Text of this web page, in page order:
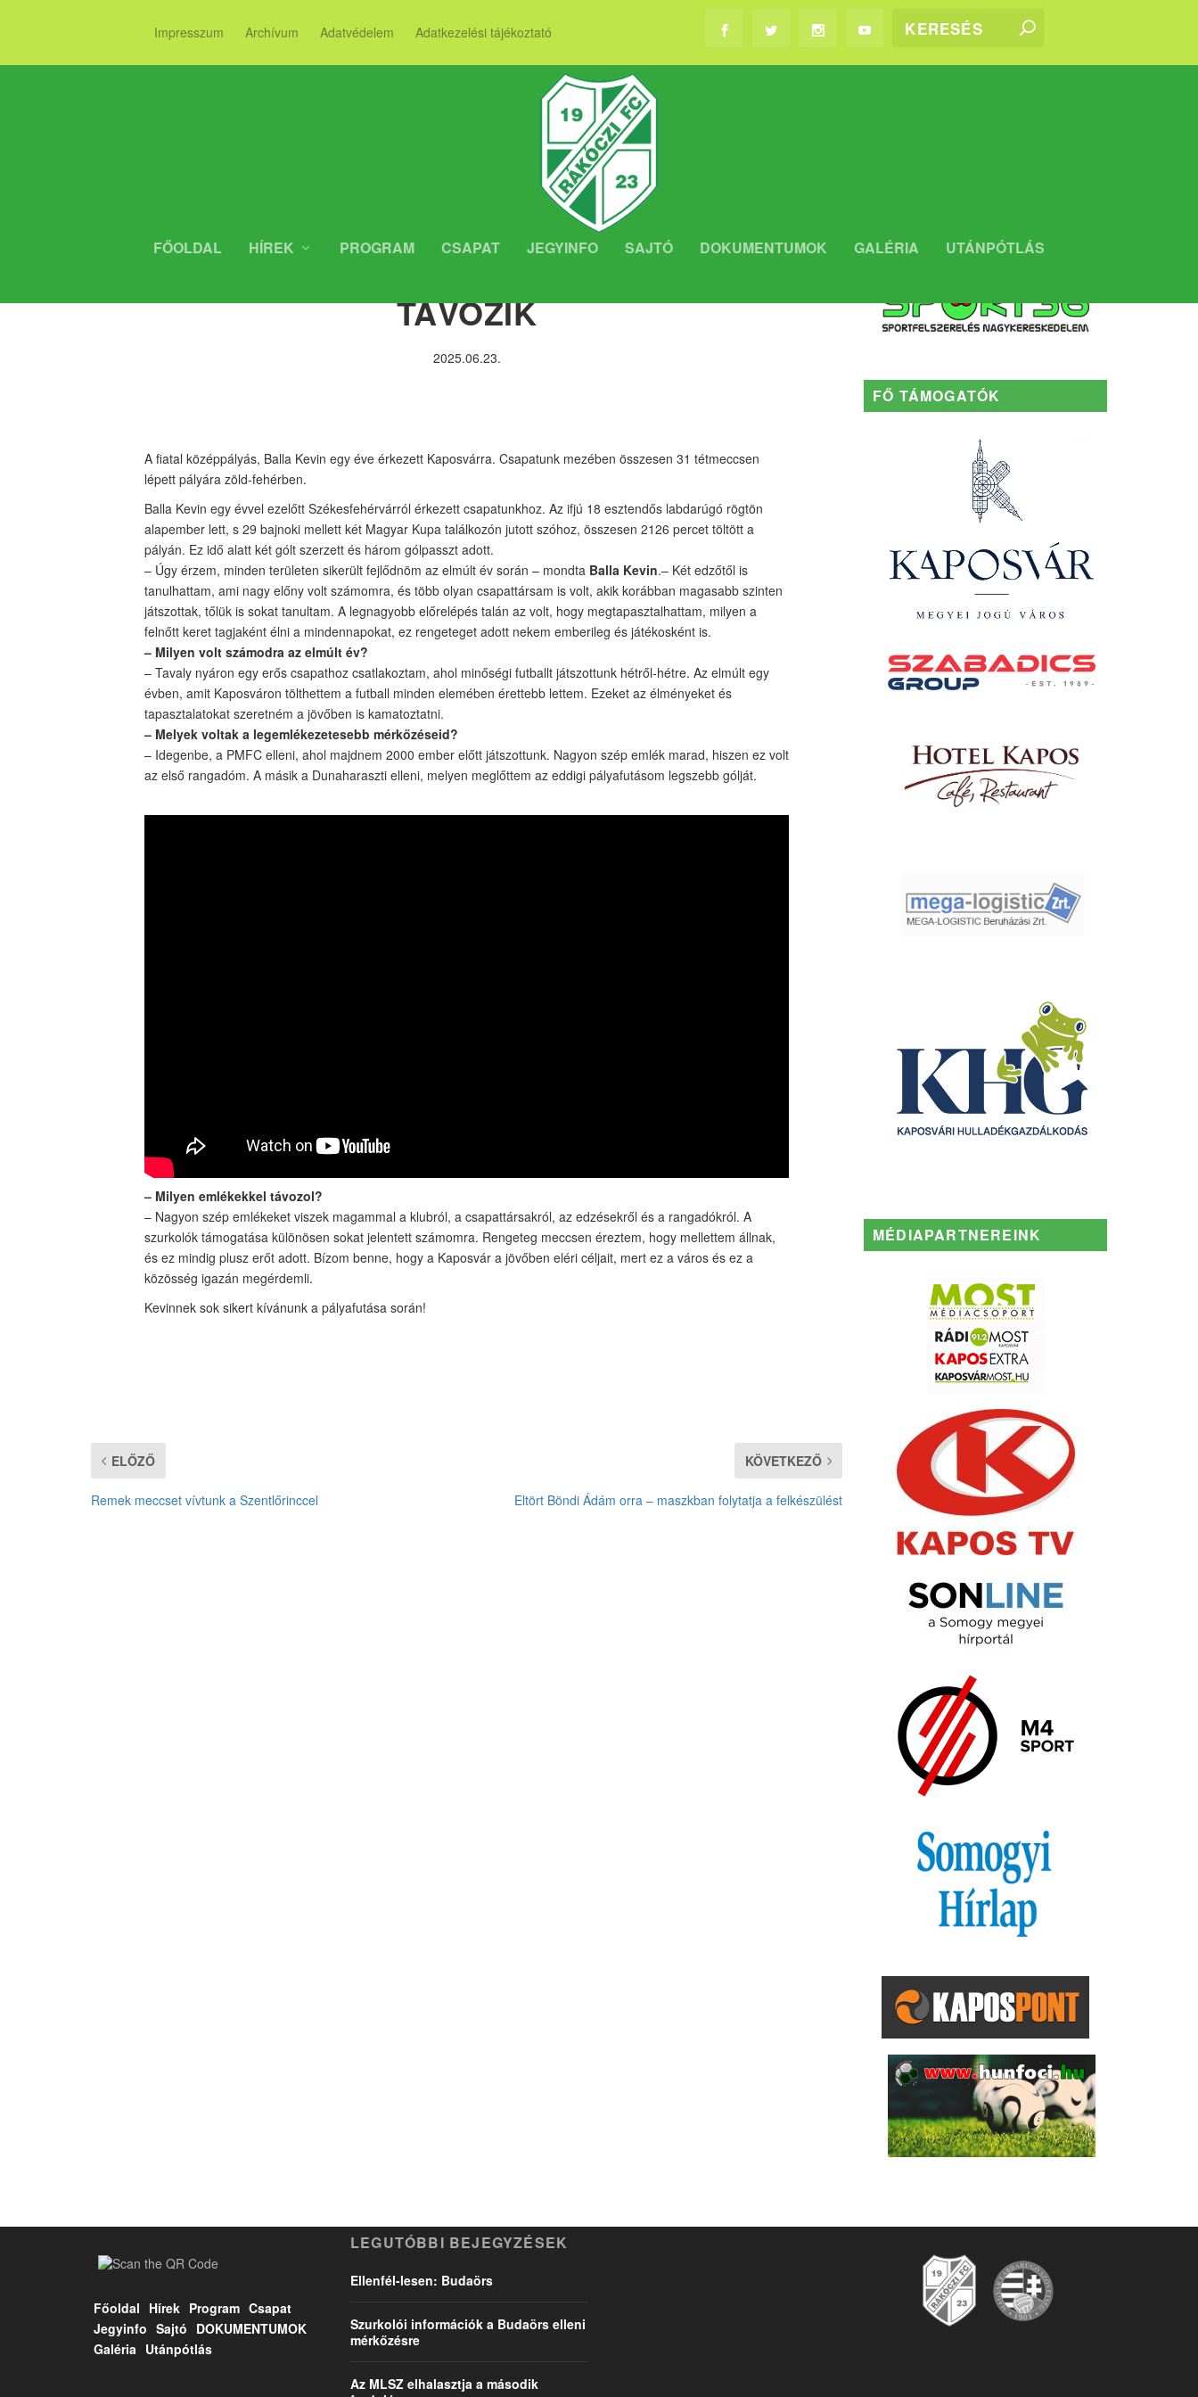
Impresszum Archívum Adatvédelem Adatkezelési tájékoztató
FŐOLDAL HÍREK PROGRAM CSAPAT JEGYINFO SAJTÓ DOKUMENTUMOK GALÉRIA UTÁNPÓTLÁS
TÁVOZIK
2025.06.23.
A fiatal középpályás, Balla Kevin egy éve érkezett Kaposvárra. Csapatunk mezében összesen 31 tétmeccsen
lépett pályára zöld-fehérben.
Balla Kevin egy évvel ezelőtt Székesfehérvárról érkezett csapatunkhoz. Az ifjú 18 esztendős labdarúgó rögtön
alapember lett, s 29 bajnoki mellett két Magyar Kupa találkozón jutott szóhoz, összesen 2126 percet töltött a
pályán. Ez idő alatt két gólt szerzett és három gólpasszt adott.
– Úgy érzem, minden területen sikerült fejlődnöm az elmúlt év során – mondta Balla Kevin.– Két edzőtől is
tanulhattam, ami nagy előny volt számomra, és több olyan csapattársam is volt, akik korábban magasabb szinten
játszottak, tőlük is sokat tanultam. A legnagyobb előrelépés talán az volt, hogy megtapasztalhattam, milyen a
felnőtt keret tagjaként élni a mindennapokat, ez rengeteget adott nekem emberileg és játékosként is.
– Milyen volt számodra az elmúlt év?
– Tavaly nyáron egy erős csapathoz csatlakoztam, ahol minőségi futballt játszottunk hétről-hétre. Az elmúlt egy
évben, amit Kaposváron tölthettem a futball minden elemében érettebb lettem. Ezeket az élményeket és
tapasztalatokat szeretném a jövőben is kamatoztatni.
– Melyek voltak a legemlékezetesebb mérkőzéseid?
– Idegenbe, a PMFC elleni, ahol majdnem 2000 ember előtt játszottunk. Nagyon szép emlék marad, hiszen ez volt
az első rangadóm. A másik a Dunaharaszti elleni, melyen meglőttem az eddigi pályafutásom legszebb gólját.
– Milyen emlékekkel távozol?
– Nagyon szép emlékeket viszek magammal a klubról, a csapattársakról, az edzésekről és a rangadókról. A
szurkolók támogatása különösen sokat jelentett számomra. Rengeteg meccsen éreztem, hogy mellettem állnak,
és ez mindig plusz erőt adott. Bízom benne, hogy a Kaposvár a jövőben eléri céljait, mert ez a város és ez a
közösség igazán megérdemli.
Kevinnek sok sikert kívánunk a pályafutása során!
ELŐZŐ
Remek meccset vívtunk a Szentlőrinccel
KÖVETKEZŐ
Eltört Böndi Ádám orra – maszkban folytatja a felkészülést
FŐ TÁMOGATÓK
MÉDIAPARTNEREINK
Főoldal Hírek Program Csapat
Jegyinfo Sajtó DOKUMENTUMOK
Galéria Utánpótlás
LEGUTÓBBI BEJEGYZÉSEK
Ellenfél-lesen: Budaörs
Szurkolói információk a Budaörs elleni
mérkőzésre
Az MLSZ elhalasztja a második